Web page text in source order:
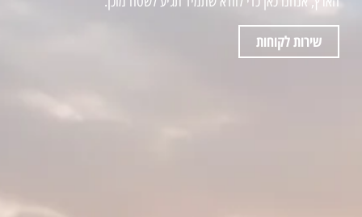
שירות לקוחות